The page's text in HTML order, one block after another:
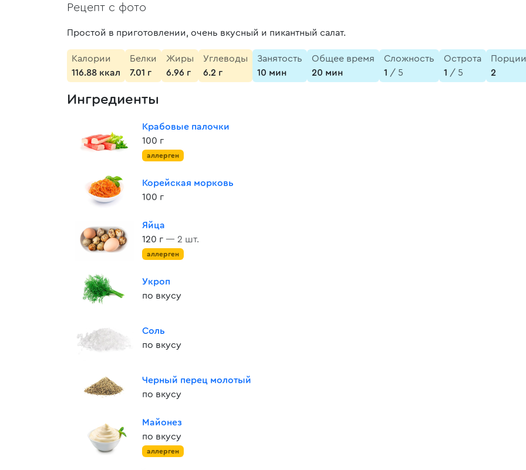
Рецепт с фото
Простой в приготовлении, очень вкусный и пикантный салат.
Калории
116.88 ккал
Белки
7.01 г
Жиры
6.96 г
Углеводы
6.2 г
Занятость
10 мин
Общее время
20 мин
Сложность
1 / 5
Острота
1 / 5
Порции
2
Ингредиенты
Крабовые палочки
100 г
аллерген
Корейская морковь
100 г
Яйца
120 г — 2 шт.
аллерген
Укроп
по вкусу
Соль
по вкусу
Черный перец молотый
по вкусу
Майонез
по вкусу
аллерген